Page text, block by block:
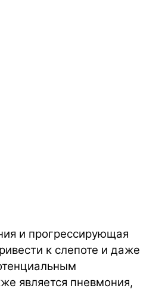
и прогрессирующая
к слепоте и даже
является пневмония,